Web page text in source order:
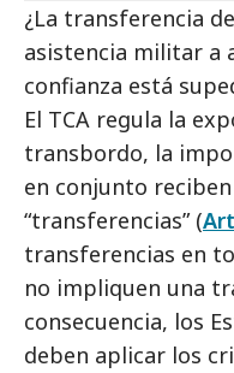
¿La transferencia
asistencia militar a
confianza está
El TCA regula la
transbordo, la
en conjunto
“transferencias” (
transferencias en
no impliquen una
consecuencia, los
deben aplicar los